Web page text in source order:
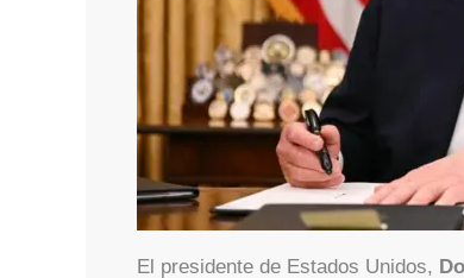
El presidente de Estados Unidos,